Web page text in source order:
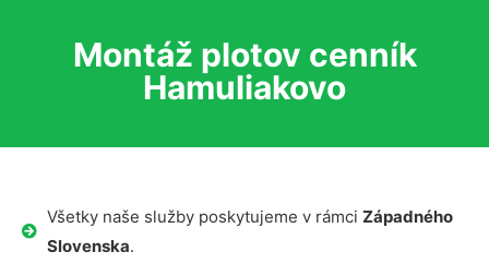
Montáž plotov cenník
Hamuliakovo
Všetky naše služby poskytujeme v rámci Západného
Slovenska.